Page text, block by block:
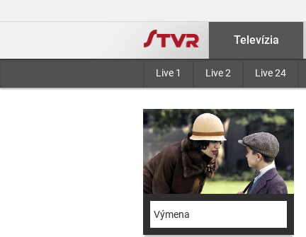
Televízia
Live 1 Live 2 Live 24
Výmena